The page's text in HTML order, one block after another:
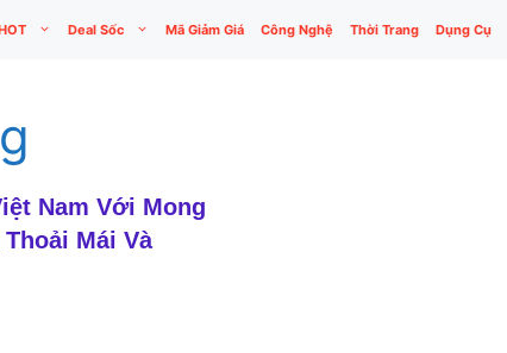
Deal Sốc Mã Giảm Giá Công Nghệ Thời Trang Dụng Cụ
Nam Với Mong
Mái Và